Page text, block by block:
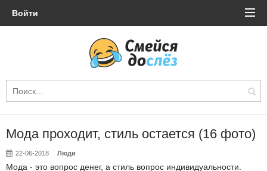
Войти
Мода проходит, стиль остается (16 фото)
22-06-2018 Люди
Мода - это вопрос денег, а стиль вопрос индивидуальности.